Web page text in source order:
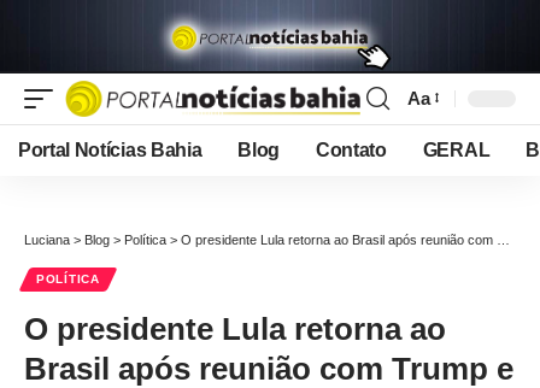
Font
Resizer
Aa
Portal Notícias Bahia Blog Contato GERAL
Luciana > Blog > Política > O presidente Lula retorna ao Brasil após reunião com Trump e destaca fortalecimento das relações bilaterais.
POLÍTICA
O presidente Lula retorna ao
Brasil após reunião com Trump e